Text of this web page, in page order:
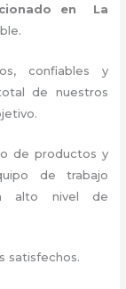
en La
.
confiables y
de nuestros
de productos y
de trabajo
alto nivel de
satisfechos.